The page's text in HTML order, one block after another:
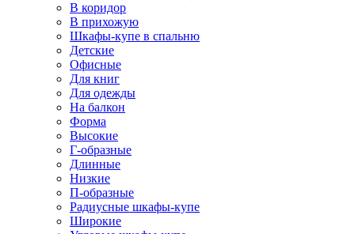
В коридор
В прихожую
Шкафы-купе в спальню
Детские
Офисные
Для книг
Для одежды
На балкон
Форма
Высокие
Г-образные
Длинные
Низкие
П-образные
Радиусные шкафы-купе
Широкие